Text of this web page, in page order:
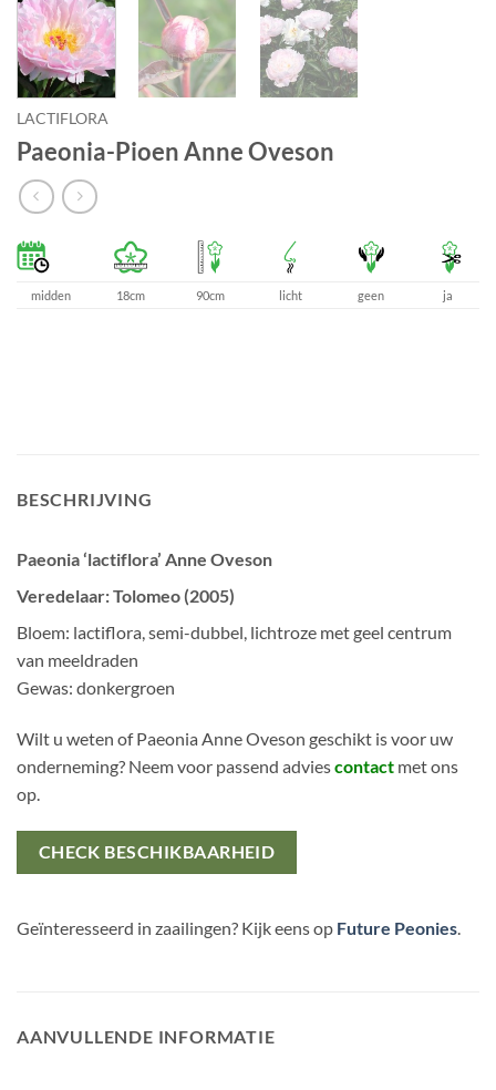
LACTIFLORA
Paeonia-Pioen Anne Oveson
midden 18cm 90cm licht geen ja
BESCHRIJVING
Paeonia ‘lactiflora’ Anne Oveson
Veredelaar: Tolomeo (2005)
Bloem: lactiflora, semi-dubbel, lichtroze met geel centrum
van meeldraden
Gewas: donkergroen
Wilt u weten of Paeonia Anne Oveson geschikt is voor uw
onderneming? Neem voor passend adviescontact met ons
op.
CHECK BESCHIKBAARHEID
Geïnteresseerd in zaailingen? Kijk eens op Future Peonies.
AANVULLENDE INFORMATIE